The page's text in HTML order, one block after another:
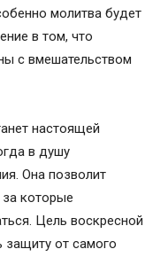
Бог»
Бог», как
и
воскресный,
молитва будет
в том, что
с вмешательством
настоящей
в душу
Она позволит
которые
Цель воскресной
защиту от самого